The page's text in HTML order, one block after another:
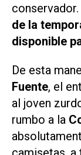
conservador.
de la
disponible
De esta
Fuente, el
al joven
rumbo a la